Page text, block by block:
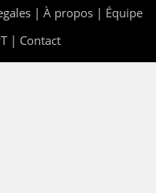
| À propos | Équipe
| Contact